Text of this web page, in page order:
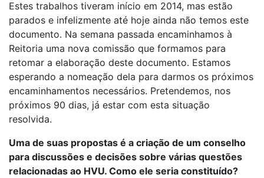
Estes trabalhos tiveram início em 2014, mas estão
parados e infelizmente até hoje ainda não temos este
documento. Na semana passada encaminhamos à
Reitoria uma nova comissão que formamos para
retomar a elaboração deste documento. Estamos
esperando a nomeação dela para darmos os próximos
encaminhamentos necessários. Pretendemos, nos
próximos 90 dias, já estar com esta situação
resolvida.
Uma de suas propostas é a criação de um conselho
para discussões e decisões sobre várias questões
relacionadas ao HVU. Como ele seria constituído?